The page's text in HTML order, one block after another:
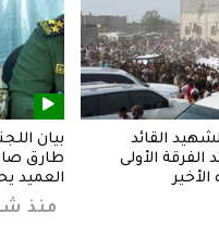
القائد
الأولى
بيان
طارق
العميد
منذ